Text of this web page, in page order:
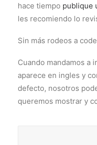
hace tiempo publique
les recomiendo lo
Sin más rodeos a
Cuando mandamos a
aparece en ingles y
defecto, nosotros
queremos mostrar y